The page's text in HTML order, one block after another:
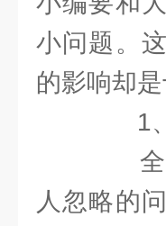
小问题。
的影响却是
1、
全景
人忽略的